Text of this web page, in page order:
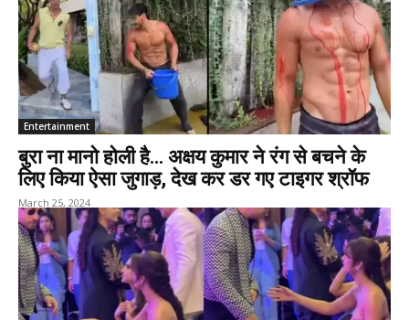
Entertainment
बुरा ना मानो होली है… अक्षय कुमार ने रंग से बचने के
लिए किया ऐसा जुगाड़, देख कर डर गए टाइगर श्रॉफ
March 25, 2024